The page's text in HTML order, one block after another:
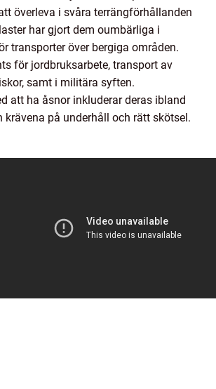
överleva i svåra terrängförhållanden
har gjort dem oumbärliga i
transporter över bergiga områden.
för jordbruksarbete, transport av
samt i militära syften.
att ha åsnor inkluderar deras ibland
krävena på underhåll och rätt skötsel.